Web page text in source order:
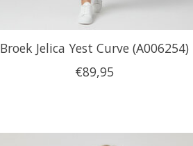
Broek Jelica Yest Curve (A006254)
€89,95